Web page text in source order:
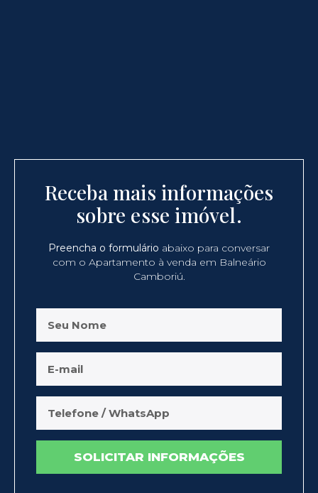
Receba mais informações
sobre esse imóvel.
Preencha o formulário abaixo para conversar
com o Apartamento à venda em Balneário
Camboriú.
SOLICITAR INFORMAÇÕES